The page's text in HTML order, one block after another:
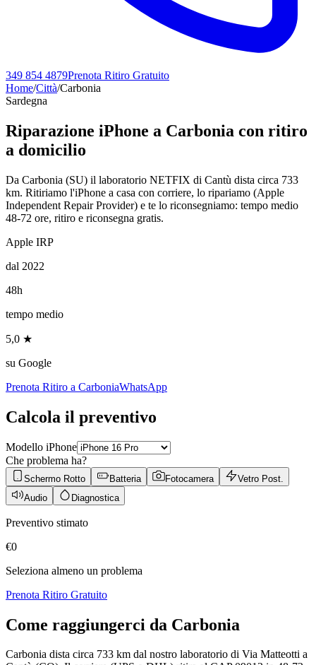
349 854 4879Prenota Ritiro Gratuito
Home/Città/Carbonia
Sardegna
Riparazione iPhone a Carbonia con ritiro
a domicilio
Da Carbonia (SU) il laboratorio NETFIX di Cantù dista circa 733
km. Ritiriamo l'iPhone a casa con corriere, lo ripariamo (Apple
Independent Repair Provider) e te lo riconsegniamo: tempo medio
48-72 ore, ritiro e riconsegna gratis.
Apple IRP
dal 2022
48h
tempo medio
5,0 ★
su Google
Prenota Ritiro a CarboniaWhatsApp
Calcola il preventivo
Modello iPhone
Che problema ha?
Schermo Rotto Batteria Fotocamera
Vetro Post.
Audio
Diagnostica
Preventivo stimato
€0
Seleziona almeno un problema
Prenota Ritiro Gratuito
Come raggiungerci da Carbonia
Carbonia dista circa 733 km dal nostro laboratorio di Via Matteotti a